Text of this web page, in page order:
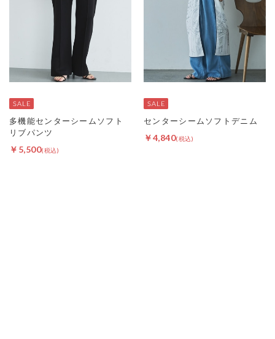
多機能センターシームソフト
リブパンツ
￥5,500
センターシームソフトデニム
￥4,840